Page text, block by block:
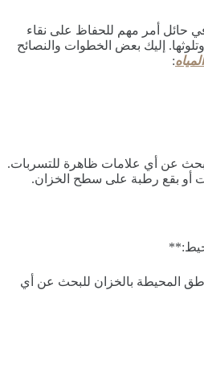
حائل أمر مهم للحفاظ على نقاء
إليك بعض الخطوات والنصائح
:
عن أي علامات ظاهرة للتسربات.
أو بقع رطبة على سطح الخزان.
المحيطة بالخزان للبحث عن أي